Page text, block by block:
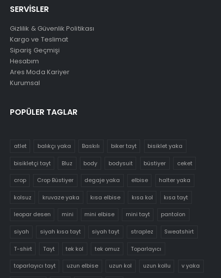
SERVİSLER
Gizlilik & Güvenlik Politikası
Kargo ve Teslimat
Sipariş Geçmişi
Hesabım
Ares Moda Kariyer
Kurumsal
POPÜLER TAGLAR
atlet balıkçı yaka Baskılı biker tayt bisiklet yaka
bisikletçi tayt Bluz body bodysuit büstiyer ceket
crop Crop Büstiyer degaje yaka elbise halter yaka
kolsuz kruvaze yaka kısa elbise kısa kol kısa tayt
leopar desen mini mini elbise mini tayt pantolon
siyah siyah kısa tayt siyah tayt straplez Sweatshirt
T-shirt Tayt tek kol tek omuz Toparlayıcı
toparlayıcı tayt uzun elbise uzun kol uzun kollu v yaka